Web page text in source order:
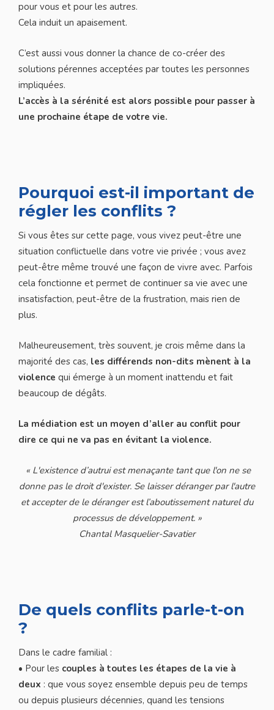
pour vous et pour les autres.
Cela induit un apaisement.
C’est aussi vous donner la chance de co-créer des
solutions pérennes acceptées par toutes les personnes
impliquées.
L’accès à la sérénité est alors possible pour passer à
une prochaine étape de votre vie.
Pourquoi est-il important de
régler les conflits ?
Si vous êtes sur cette page, vous vivez peut-être une
situation conflictuelle dans votre vie privée ; vous avez
peut-être même trouvé une façon de vivre avec. Parfois
cela fonctionne et permet de continuer sa vie avec une
insatisfaction, peut-être de la frustration, mais rien de
plus.
Malheureusement, très souvent, je crois même dans la
majorité des cas, les différends non-dits mènent à la
violence qui émerge à un moment inattendu et fait
beaucoup de dégâts.
La médiation est un moyen d’aller au conflit pour
dire ce qui ne va pas en évitant la violence.
« L'existence d’autrui est menaçante tant que l'on ne se
donne pas le droit d'exister. Se laisser déranger par l'autre
et accepter de le déranger est l’aboutissement naturel du
processus de développement. »
Chantal Masquelier-Savatier
De quels conflits parle-t-on
?
Dans le cadre familial :
• Pour les couples à toutes les étapes de la vie à
deux : que vous soyez ensemble depuis peu de temps
ou depuis plusieurs décennies, quand les tensions